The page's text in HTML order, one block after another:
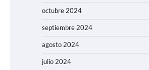
octubre 2024
septiembre 2024
agosto 2024
julio 2024